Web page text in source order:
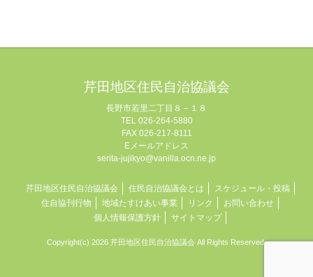
芹田地区住民自治協議会
長野市若里二丁目８－１８
TEL 026-264-5880
FAX 026-217-8111
Eメールアドレス
serita-jujikyo@vanilla.ocn.ne.jp
芹田地区住民自治協議会 住民自治協議会とは
スケジュール・投稿
住自協刊行物
地域たすけあい事業 リンク
お問い合わせ
個人情報保護方針
サイトマップ
Copyright(c) 2026 芹田地区住民自治協議会 All Rights Reserved.